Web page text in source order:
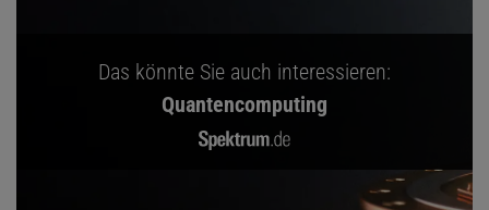
Das könnte Sie auch interessieren:
Quantencomputing